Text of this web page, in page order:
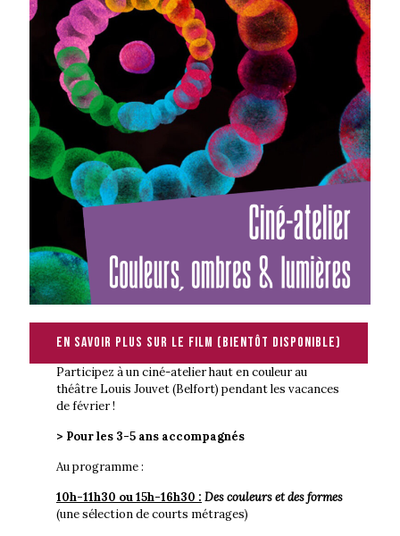
En savoir plus sur le film (bientôt disponible)
Participez à un ciné-atelier haut en couleur au
théâtre Louis Jouvet (Belfort) pendant les vacances
de février !
> Pour les 3-5 ans accompagnés
Au programme :
10h-11h30 ou 15h-16h30 : Des couleurs et des formes
(une sélection de courts métrages)